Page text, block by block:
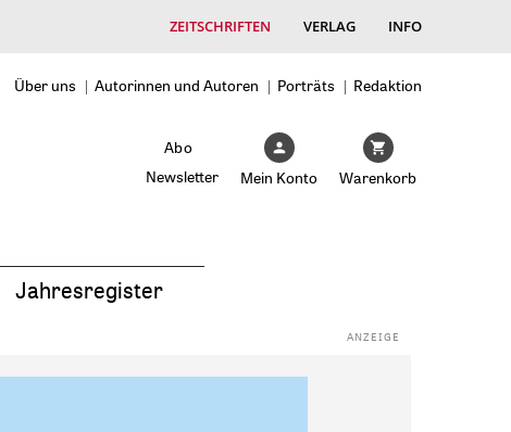
ZEITSCHRIFTEN VERLAG INFO
Über uns Autorinnen und Autoren Porträts
Redaktion
Abo
Newsletter
Mein Konto Warenkorb
Jahresregister